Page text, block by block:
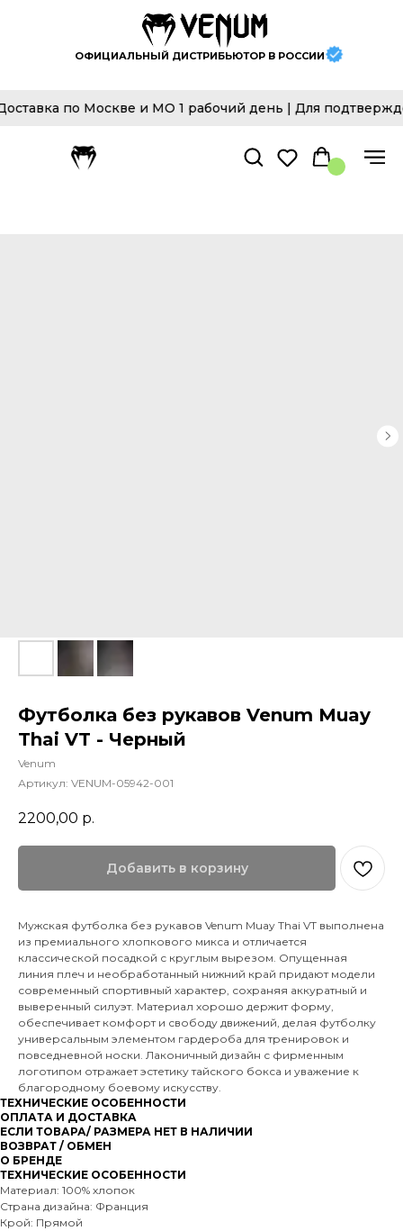
ОФИЦИАЛЬНЫЙ ДИСТРИБЬЮТОР В РОССИИ
по Москве и МО 1 рабочий день | Для
Футболка без рукавов Venum Muay
Thai VT - Черный
Venum
Артикул: VENUM-05942-001
2200,00 р.
Добавить в корзину
Мужская футболка без рукавов Venum Muay Thai VT выполнена
из премиального хлопкового микса и отличается
классической посадкой с круглым вырезом. Опущенная
линия плеч и необработанный нижний край придают модели
современный спортивный характер, сохраняя аккуратный и
выверенный силуэт. Материал хорошо держит форму,
обеспечивает комфорт и свободу движений, делая футболку
универсальным элементом гардероба для тренировок и
повседневной носки. Лаконичный дизайн с фирменным
логотипом отражает эстетику тайского бокса и уважение к
благородному боевому искусству.
ТЕХНИЧЕСКИЕ ОСОБЕННОСТИ
ОПЛАТА И ДОСТАВКА
ЕСЛИ ТОВАРА/ РАЗМЕРА НЕТ В НАЛИЧИИ
ВОЗВРАТ / ОБМЕН
О БРЕНДЕ
ТЕХНИЧЕСКИЕ ОСОБЕННОСТИ
Материал: 100% хлопок
Страна дизайна: Франция
Крой: Прямой